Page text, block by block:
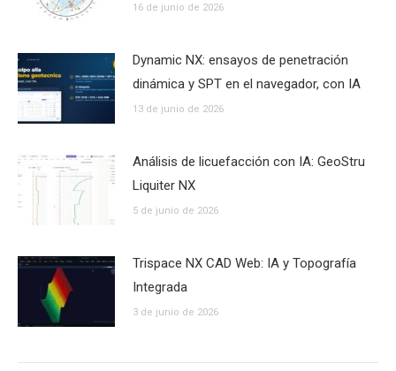
16 de junio de 2026
Dynamic NX: ensayos de penetración
dinámica y SPT en el navegador, con IA
13 de junio de 2026
Análisis de licuefacción con IA: GeoStru
Liquiter NX
5 de junio de 2026
Trispace NX CAD Web: IA y Topografía
Integrada
3 de junio de 2026